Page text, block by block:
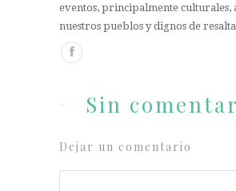
eventos, principalmente culturales,
nuestros pueblos y dignos de
Sin
Dejar un comentario